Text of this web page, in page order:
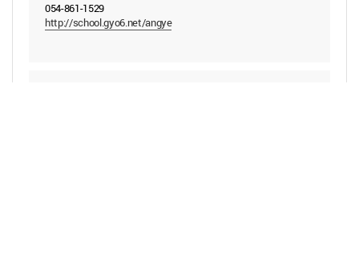
054-861-1529
http://school.gyo6.net/angye